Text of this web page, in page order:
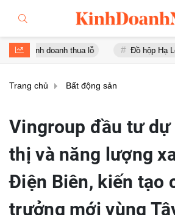
thua lỗ Đồ hộp Hạ Long (CAN) báo
Trang chủ Bất động sản
Vingroup đầu tư dự
thị và năng lượng
Điện Biên, kiến tạo
trưởng mới vùng